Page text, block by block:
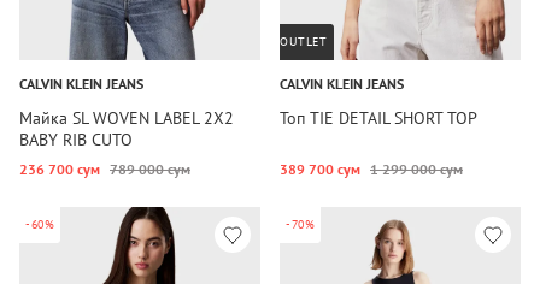
CALVIN KLEIN JEANS
Майка SL WOVEN LABEL 2X2
BABY RIB CUTO
236 700 сум 789 000 сум
OUTLET
CALVIN KLEIN JEANS
Топ TIE DETAIL SHORT TOP
389 700 сум 1 299 000 сум
-60% -70%